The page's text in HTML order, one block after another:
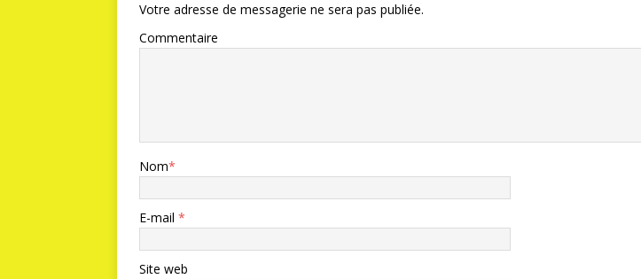
Votre adresse de messagerie ne sera pas publiée.
Commentaire
Nom*
E-mail *
Site web